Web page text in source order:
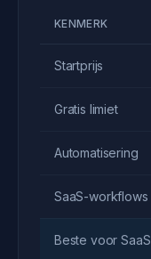
KENMERK
Startprijs
Gratis limiet
Automatisering
SaaS-workflows
Beste voor SaaS